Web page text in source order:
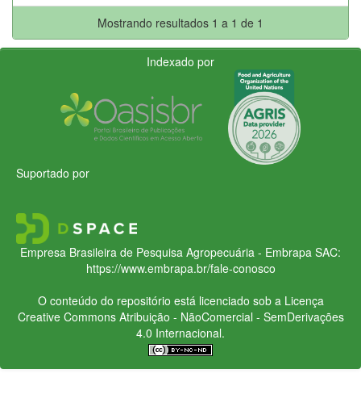
Mostrando resultados 1 a 1 de 1
Indexado por
Suportado por
Empresa Brasileira de Pesquisa Agropecuária - Embrapa SAC:
https://www.embrapa.br/fale-conosco
O conteúdo do repositório está licenciado sob a Licença
Creative CommonsAtribuição - NãoComercial - SemDerivações
4.0 Internacional.